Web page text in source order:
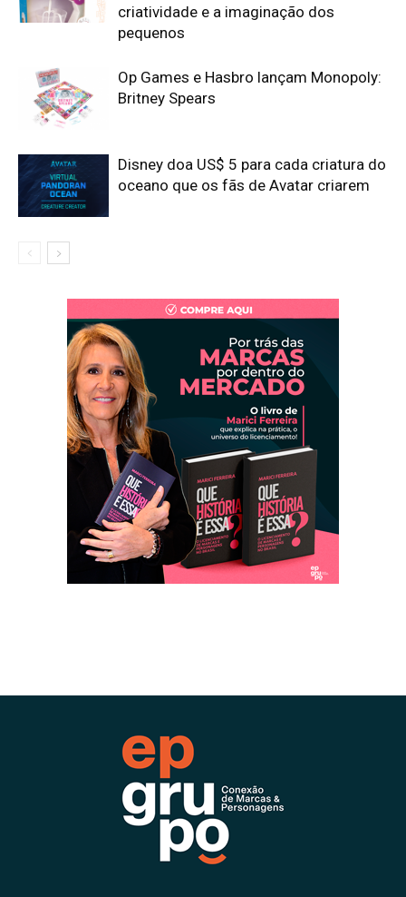
criatividade e a imaginação dos
pequenos
Op Games e Hasbro lançam Monopoly:
Britney Spears
Disney doa US$ 5 para cada criatura do
oceano que os fãs de Avatar criarem